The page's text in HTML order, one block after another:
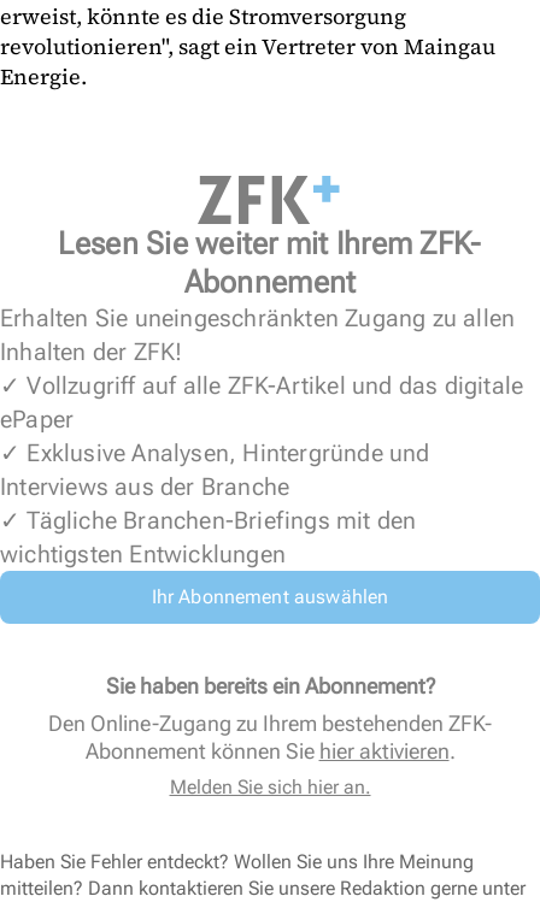
erweist, könnte es die Stromversorgung
revolutionieren", sagt ein Vertreter von Maingau
Energie.
Lesen Sie weiter mit Ihrem ZFK-
Abonnement
Erhalten Sie uneingeschränkten Zugang zu allen
Inhalten der ZFK!
✓ Vollzugriff auf alle ZFK-Artikel und das digitale
ePaper
✓ Exklusive Analysen, Hintergründe und
Interviews aus der Branche
✓ Tägliche Branchen-Briefings mit den
wichtigsten Entwicklungen
Ihr Abonnement auswählen
Sie haben bereits ein Abonnement?
Den Online-Zugang zu Ihrem bestehenden ZFK-
Abonnement können Sie hier aktivieren.
Melden Sie sich hier an.
Haben Sie Fehler entdeckt? Wollen Sie uns Ihre Meinung
mitteilen? Dann kontaktieren Sie unsere Redaktion gerne unter